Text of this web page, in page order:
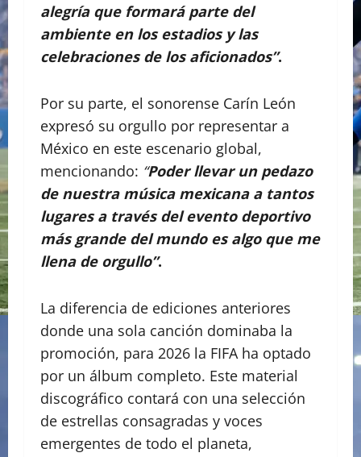
alegría que formará parte del
ambiente en los estadios y las
celebraciones de los aficionados”.
Por su parte, el sonorense Carín León
expresó su orgullo por representar a
México en este escenario global,
mencionando: “Poder llevar un pedazo
de nuestra música mexicana a tantos
lugares a través del evento deportivo
más grande del mundo es algo que me
llena de orgullo”.
La diferencia de ediciones anteriores
donde una sola canción dominaba la
promoción, para 2026 la FIFA ha optado
por un álbum completo. Este material
discográfico contará con una selección
de estrellas consagradas y voces
emergentes de todo el planeta,